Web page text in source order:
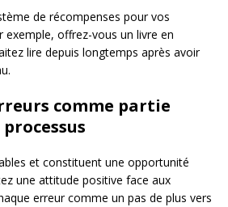
de récompenses pour vos
exemple, offrez-vous un livre en
lire depuis longtemps après avoir
comme partie
et constituent une opportunité
une attitude positive face aux
erreur comme un pas de plus vers